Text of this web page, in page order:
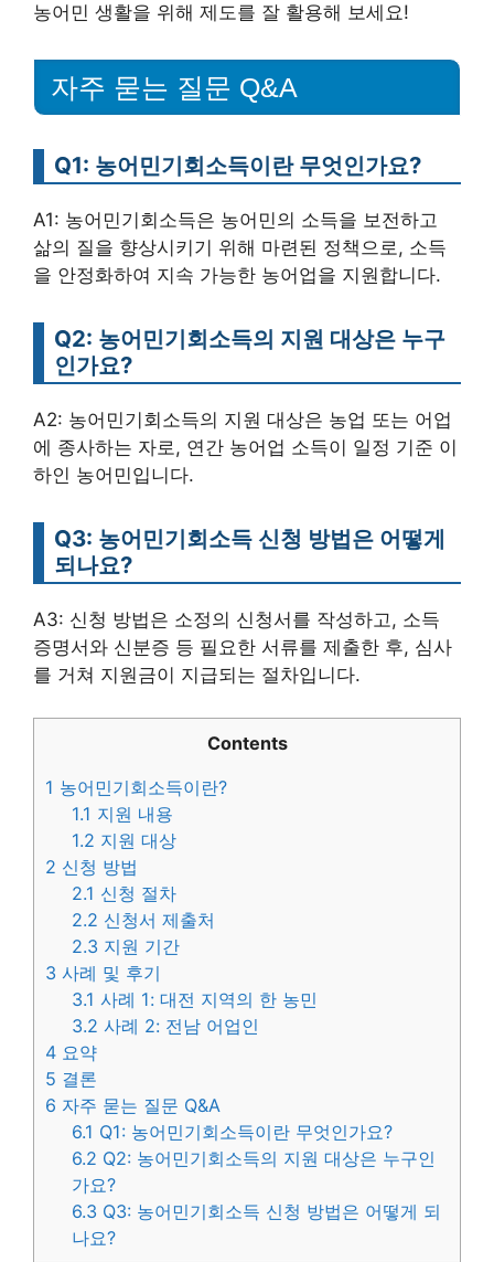
농어민 생활을 위해 제도를 잘 활용해 보세요!
자주 묻는 질문 Q&A
Q1: 농어민기회소득이란 무엇인가요?
A1: 농어민기회소득은 농어민의 소득을 보전하고
삶의 질을 향상시키기 위해 마련된 정책으로, 소득
을 안정화하여 지속 가능한 농어업을 지원합니다.
Q2: 농어민기회소득의 지원 대상은 누구
인가요?
A2: 농어민기회소득의 지원 대상은 농업 또는 어업
에 종사하는 자로, 연간 농어업 소득이 일정 기준 이
하인 농어민입니다.
Q3: 농어민기회소득 신청 방법은 어떻게
되나요?
A3: 신청 방법은 소정의 신청서를 작성하고, 소득
증명서와 신분증 등 필요한 서류를 제출한 후, 심사
를 거쳐 지원금이 지급되는 절차입니다.
Contents
1 농어민기회소득이란?
1.1 지원 내용
1.2 지원 대상
2 신청 방법
2.1 신청 절차
2.2 신청서 제출처
2.3 지원 기간
3 사례 및 후기
3.1 사례 1: 대전 지역의 한 농민
3.2 사례 2: 전남 어업인
4 요약
5 결론
6 자주 묻는 질문 Q&A
6.1 Q1: 농어민기회소득이란 무엇인가요?
6.2 Q2: 농어민기회소득의 지원 대상은 누구인
가요?
6.3 Q3: 농어민기회소득 신청 방법은 어떻게 되
나요?